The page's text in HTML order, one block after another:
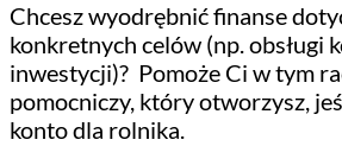
Chcesz wyodrębnić finanse
konkretnych celów (np. obsługi
inwestycji)? Pomoże Ci w tym
pomocniczy, który otworzysz,
konto dla rolnika.